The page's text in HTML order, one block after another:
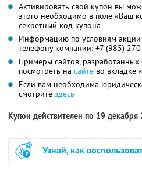
Активировать свой купон вы
этого необходимо в поле «Ваш
секретный код купона
Информацию по условиям акции
телефону компании: +7 (985)
Примеры сайтов,
посмотреть на сайте во вкладке
Если вам необходима
смотрите здесь
Купон действителен по 19 декабря
Узнай, как